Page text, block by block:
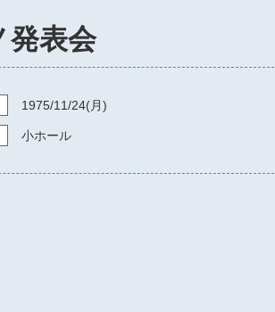
発表会
1975/11/24(月)
小ホール